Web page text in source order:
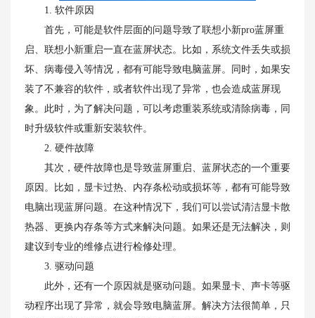
1. 软件原因
首先，可能是软件层面的问题导致了联想小新pro蓝屏重
启、联想小新重启一直在蓝屏状态。比如，系统文件丢失或损
坏、病毒侵入等情况，都有可能导致电脑蓝屏。同时，如果安
装了不兼容的软件，或者软件出现了异常，也会造成蓝屏现
象。此时，为了解决问题，可以考虑重装系统或清除病毒，同
时升级软件或重新安装软件。
2. 硬件故障
其次，硬件故障也是导致蓝屏重启、蓝屏状态的一个重要
原因。比如，显卡过热、内存条松动或损坏等，都有可能导致
电脑出现蓝屏问题。在这种情况下，我们可以尝试清洁显卡散
热器、更换内存条等方式来解决问题。如果还是无法解决，则
建议到专业的维修点进行检修处理。
3. 驱动问题
此外，还有一个原因就是驱动问题。如果显卡、声卡等驱
动程序出现了异常，就会导致电脑蓝屏。解决方法很简单，只